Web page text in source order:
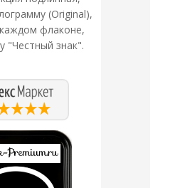
(Original),
флаконе,
"Честный знак".